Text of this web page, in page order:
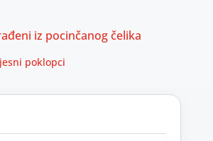
iz pocinčanog čelika
poklopci